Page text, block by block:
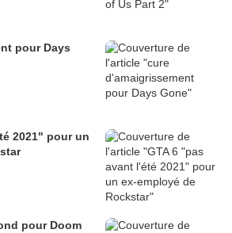
pour Days
2021" pour un
pour Doom